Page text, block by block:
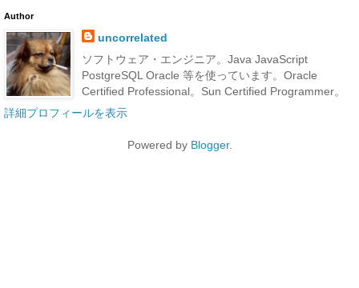
Author
uncorrelated
ソフトウェア・エンジニア。Java JavaScript
PostgreSQL Oracle 等を使っています。Oracle
Certified Professional。Sun Certified Programmer。
詳細プロフィールを表示
Powered by Blogger.